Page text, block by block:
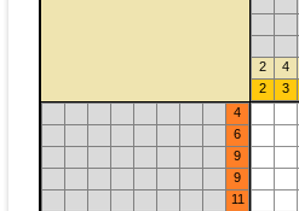
2
4
2
3
4
6
9
9
11